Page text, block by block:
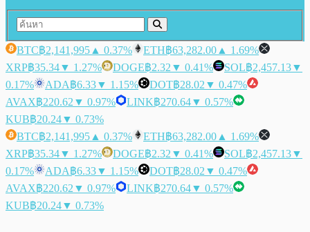
BTC฿2,141,995 ▲ 0.37% ETH฿63,282.00 ▲ 1.69%
XRP฿35.34▼ 1.27% DOGE฿2.32 ▼ 0.41% SOL฿2,457.13▼
0.17%
ADA฿6.33▼ 1.15% DOT฿28.02 ▼ 0.47%
AVAX฿220.62 ▼ 0.97% LINK฿270.64▼ 0.57%
KUB฿20.24▼ 0.73%
BTC฿2,141,995 ▲ 0.37% ETH฿63,282.00 ▲ 1.69%
XRP฿35.34▼ 1.27% DOGE฿2.32 ▼ 0.41% SOL฿2,457.13▼
0.17%
ADA฿6.33▼ 1.15% DOT฿28.02 ▼ 0.47%
AVAX฿220.62 ▼ 0.97% LINK฿270.64▼ 0.57%
KUB฿20.24▼ 0.73%